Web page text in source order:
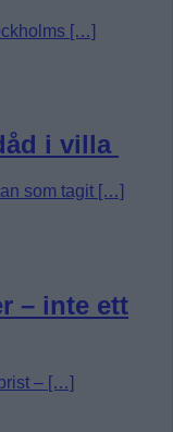
[…]
i villa
som tagit […]
– inte ett
– […]